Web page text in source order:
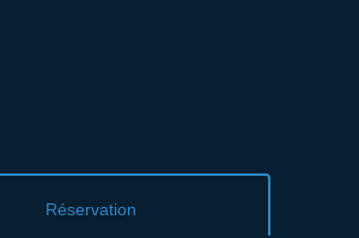
Réservation